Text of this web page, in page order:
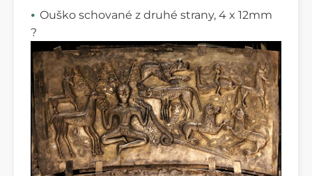
Ouško schované z druhé strany, 4 x 12mm
?